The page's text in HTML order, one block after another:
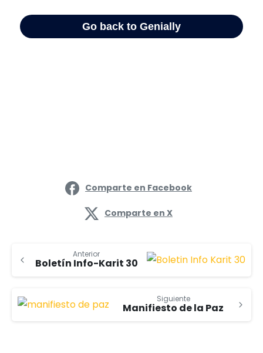
Comparte en Facebook
Comparte en X
Anterior
Boletín Info-Karit 30
Siguiente
Manifiesto de la Paz